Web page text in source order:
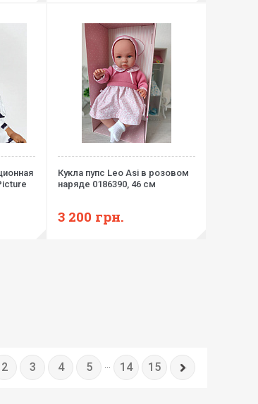
Кукла пупс Leo Asi в розовом
наряде 0186390, 46 см
3 200 грн.
2 3 4 5 ... 14 15